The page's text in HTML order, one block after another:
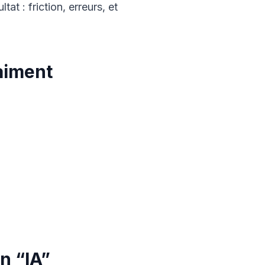
: friction, erreurs, et
“IA”